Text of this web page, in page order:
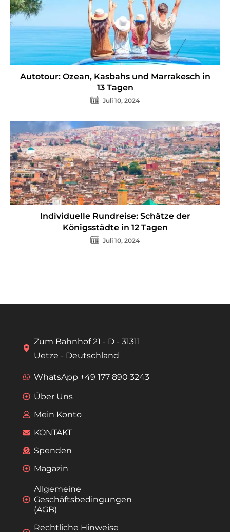
Autotour: Ozean, Kasbahs und Marrakesch in
13 Tagen
Juli 10, 2024
Individuelle Rundreise: Schätze der
Königsstädte in 12 Tagen
Juli 10, 2024
Zum Bahnhof 21 - D - 31311
Uetze - Deutschland
WhatsApp +49 177 890 3243
Über Uns
Mein Konto
KONTAKT
Spenden
Magazin
Allgemeine
Geschäftsbedingungen
(AGB)
Rechtliche Hinweise